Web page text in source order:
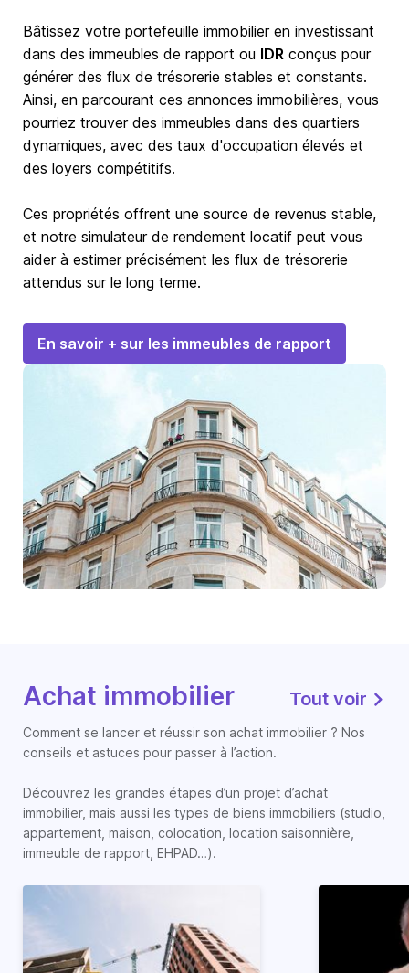
Bâtissez votre portefeuille immobilier en investissant
dans des immeubles de rapport ou IDR conçus pour
générer des flux de trésorerie stables et constants.
Ainsi, en parcourant ces annonces immobilières, vous
pourriez trouver des immeubles dans des quartiers
dynamiques, avec des taux d'occupation élevés et
des loyers compétitifs.
Ces propriétés offrent une source de revenus stable,
et notre simulateur de rendement locatif peut vous
aider à estimer précisément les flux de trésorerie
attendus sur le long terme.
En savoir + sur les immeubles de rapport
Achat immobilier Tout voir
Comment se lancer et réussir son achat immobilier ? Nos
conseils et astuces pour passer à l’action.
Découvrez les grandes étapes d’un projet d’achat
immobilier, mais aussi les types de biens immobiliers (studio,
appartement, maison, colocation, location saisonnière,
immeuble de rapport, EHPAD…).